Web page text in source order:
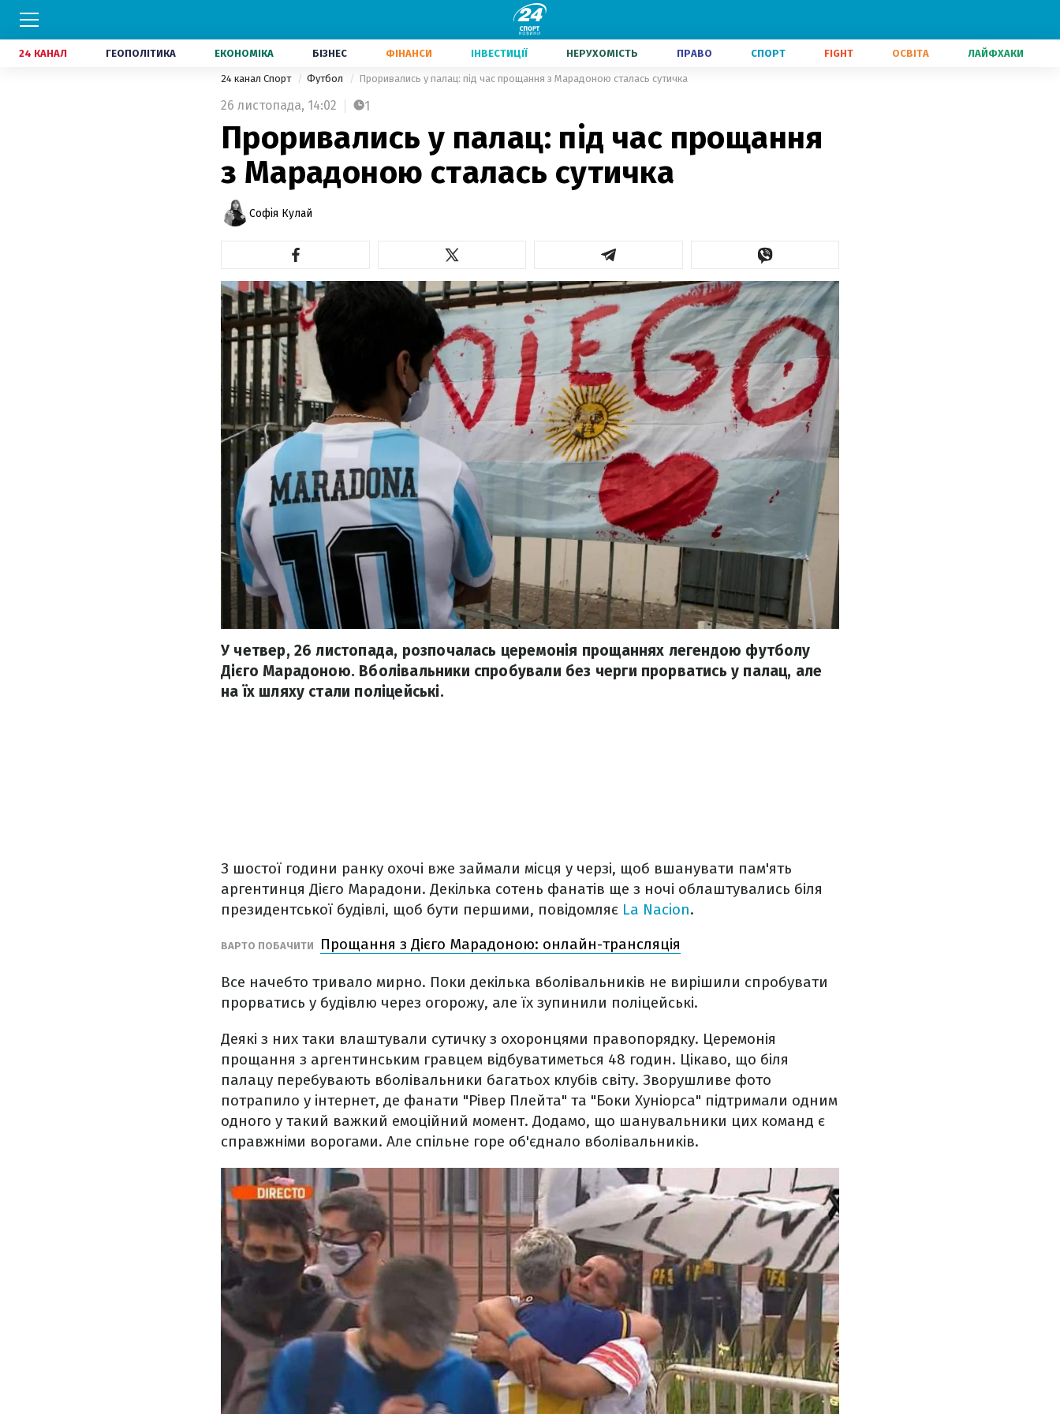
24 КАНАЛ ГЕОПОЛІТИКА ЕКОНОМІКА БІЗНЕС ФІНАНСИ ІНВЕСТИЦІЇ НЕРУХОМІСТЬ ПРАВО СПОРТ FIGHT ОСВІТА ЛАЙФХАКИ
24 канал Спорт Футбол Проривались у палац: під час прощання з Марадоною сталась сутичка
26 листопада, 14:02 1
Проривались у палац: під час прощання
з Марадоною сталась сутичка
Софія Кулай
У четвер, 26 листопада, розпочалась церемонія прощаннях легендою футболу
Дієго Марадоною. Вболівальники спробували без черги прорватись у палац, але
на їх шляху стали поліцейські.
З шостої години ранку охочі вже займали місця у черзі, щоб вшанувати пам'ять
аргентинця Дієго Марадони. Декілька сотень фанатів ще з ночі облаштувались біля
президентської будівлі, щоб бути першими, повідомляє La Nacion.
ВАРТО ПОБАЧИТИ Прощання з Дієго Марадоною: онлайн-трансляція
Все начебто тривало мирно. Поки декілька вболівальників не вирішили спробувати
прорватись у будівлю через огорожу, але їх зупинили поліцейські.
Деякі з них таки влаштували сутичку з охоронцями правопорядку. Церемонія
прощання з аргентинським гравцем відбуватиметься 48 годин. Цікаво, що біля
палацу перебувають вболівальники багатьох клубів світу. Зворушливе фото
потрапило у інтернет, де фанати "Рівер Плейта" та "Боки Хуніорса" підтримали одним
одного у такий важкий емоційний момент. Додамо, що шанувальники цих команд є
справжніми ворогами. Але спільне горе об'єднало вболівальників.